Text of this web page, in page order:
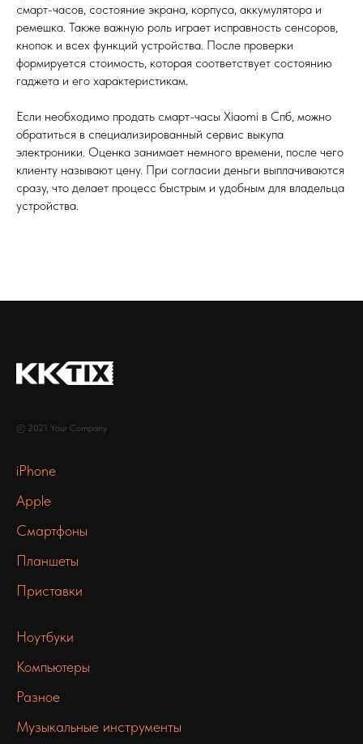
смарт-часов, состояние экрана, корпуса, аккумулятора и
ремешка. Также важную роль играет исправность сенсоров,
кнопок и всех функций устройства. После проверки
формируется стоимость, которая соответствует состоянию
гаджета и его характеристикам.
Если необходимо продать смарт-часы Xiaomi в Спб, можно
обратиться в специализированный сервис выкупа
электроники. Оценка занимает немного времени, после чего
клиенту называют цену. При согласии деньги выплачиваются
сразу, что делает процесс быстрым и удобным для владельца
устройства.
© 2021 Your Company
iPhone
Apple
Смартфоны
Планшеты
Приставки
Ноутбуки
Компьютеры
Разное
Музыкальные инструменты